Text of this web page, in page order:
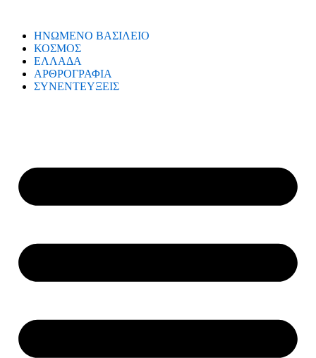
ΗΝΩΜΕΝΟ ΒΑΣΙΛΕΙΟ
ΚΟΣΜΟΣ
ΕΛΛΑΔΑ
ΑΡΘΡΟΓΡΑΦΙΑ
ΣΥΝΕΝΤΕΥΞΕΙΣ